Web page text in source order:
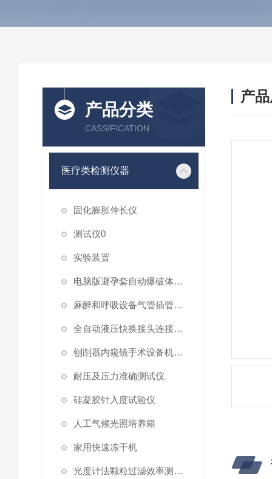
产品分类
CASSIFICATION
医疗类检测仪器
固化膨胀伸长仪
测试仪0
实验装置
电脑版避孕套自动爆破体积和压力测试仪
麻醉和呼吸设备气管插管用喉镜综合性测试仪
全自动液压快换接头连接器插拔泄漏测试仪
刨削器内窥镜手术设备机械特性测试仪
耐压及压力准确测试仪
硅凝胶针入度试验仪
人工气候光照培养箱
家用快速冻干机
光度计法颗粒过滤效率测试仪
产